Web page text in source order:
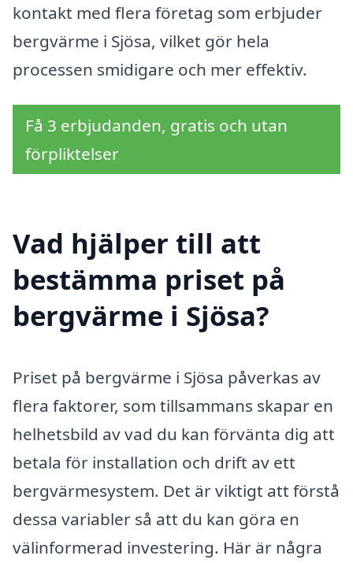
kontakt med flera företag som erbjuder
bergvärme i Sjösa, vilket gör hela
processen smidigare och mer effektiv.
Få 3 erbjudanden, gratis och utan
förpliktelser
Vad hjälper till att
bestämma priset på
bergvärme i Sjösa?
Priset på bergvärme i Sjösa påverkas av
flera faktorer, som tillsammans skapar en
helhetsbild av vad du kan förvänta dig att
betala för installation och drift av ett
bergvärmesystem. Det är viktigt att förstå
dessa variabler så att du kan göra en
välinformerad investering. Här är några